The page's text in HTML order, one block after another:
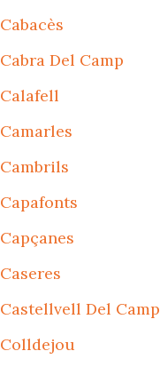
Cabacès
Cabra Del Camp
Calafell
Camarles
Cambrils
Capafonts
Capçanes
Caseres
Castellvell Del Camp
Colldejou